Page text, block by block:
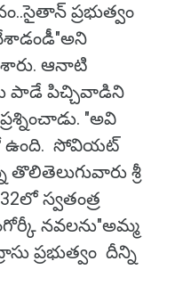
ప్రభుత్వం
ఆనాటి
పాడే పిచ్చివాడిని
"అవి
ఉంది. సోవియట్
తొలితెలుగువారు శ్రీ
స్వతంత్ర
నవలను"అమ్మ
ప్రభుత్వం దీన్ని